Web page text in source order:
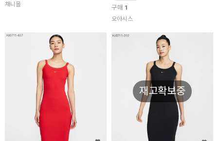
채니몰
구매 1
오아시스
재고확보중